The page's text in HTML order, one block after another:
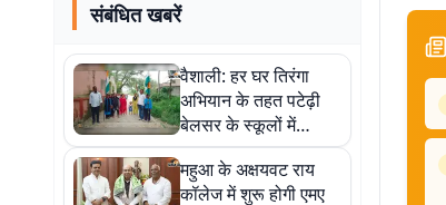
संबंधित खबरें
वैशाली: हर घर तिरंगा
अभियान के तहत पटेढ़ी
बेलसर के स्कूलों में
निकली तिरंगा यात्रा, 17
अगस्त तक होंगे कई
कार्यक्रम
महुआ के अक्षयवट राय
कॉलेज में शुरू होगी एमए